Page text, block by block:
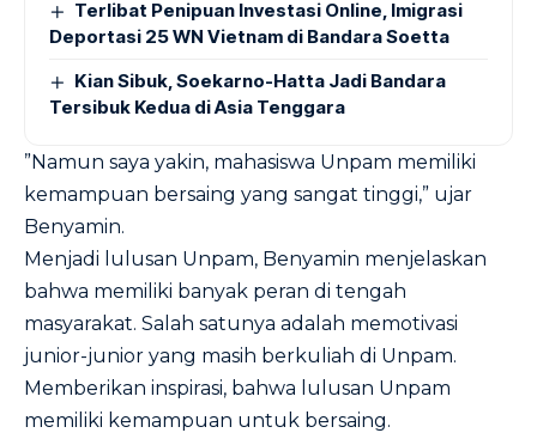
Terlibat Penipuan Investasi Online, Imigrasi
Deportasi 25 WN Vietnam di Bandara Soetta
Kian Sibuk, Soekarno-Hatta Jadi Bandara
Tersibuk Kedua di Asia Tenggara
”Namun saya yakin, mahasiswa Unpam memiliki
kemampuan bersaing yang sangat tinggi,” ujar
Benyamin.
Menjadi lulusan Unpam, Benyamin menjelaskan
bahwa memiliki banyak peran di tengah
masyarakat. Salah satunya adalah memotivasi
junior-junior yang masih berkuliah di Unpam.
Memberikan inspirasi, bahwa lulusan Unpam
memiliki kemampuan untuk bersaing.